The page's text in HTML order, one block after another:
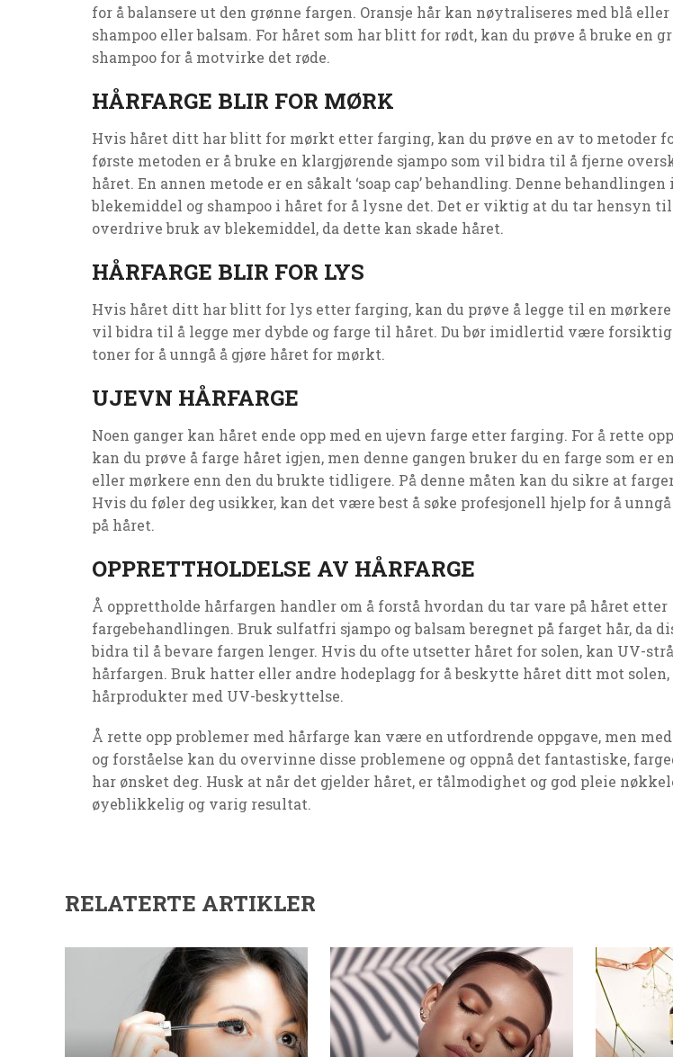
for å balansere ut den grønne fargen. Oransje hår kan nøytraliseres med blå
shampoo eller balsam. For håret som har blitt for rødt, kan du prøve å bruke en
shampoo for å motvirke det røde.
HÅRFARGE BLIR FOR MØRK
Hvis håret ditt har blitt for mørkt etter farging, kan du prøve en av to metoder
første metoden er å bruke en klargjørende sjampo som vil bidra til å fjerne
håret. En annen metode er en såkalt ‘soap cap’ behandling. Denne
blekemiddel og shampoo i håret for å lysne det. Det er viktig at du tar hensyn
overdrive bruk av blekemiddel, da dette kan skade håret.
HÅRFARGE BLIR FOR LYS
Hvis håret ditt har blitt for lys etter farging, kan du prøve å legge til en
vil bidra til å legge mer dybde og farge til håret. Du bør imidlertid være
toner for å unngå å gjøre håret for mørkt.
UJEVN HÅRFARGE
Noen ganger kan håret ende opp med en ujevn farge etter farging. For å rette
kan du prøve å farge håret igjen, men denne gangen bruker du en farge som er
eller mørkere enn den du brukte tidligere. På denne måten kan du sikre at
Hvis du føler deg usikker, kan det være best å søke profesjonell hjelp for å
på håret.
OPPRETTHOLDELSE AV HÅRFARGE
Å opprettholde hårfargen handler om å forstå hvordan du tar vare på håret etter
fargebehandlingen. Bruk sulfatfri sjampo og balsam beregnet på farget hår, da
bidra til å bevare fargen lenger. Hvis du ofte utsetter håret for solen, kan UV-
hårfargen. Bruk hatter eller andre hodeplagg for å beskytte håret ditt mot
hårprodukter med UV-beskyttelse.
Å rette opp problemer med hårfarge kan være en utfordrende oppgave, men
og forståelse kan du overvinne disse problemene og oppnå det fantastiske,
har ønsket deg. Husk at når det gjelder håret, er tålmodighet og god pleie
øyeblikkelig og varig resultat.
RELATERTE ARTIKLER